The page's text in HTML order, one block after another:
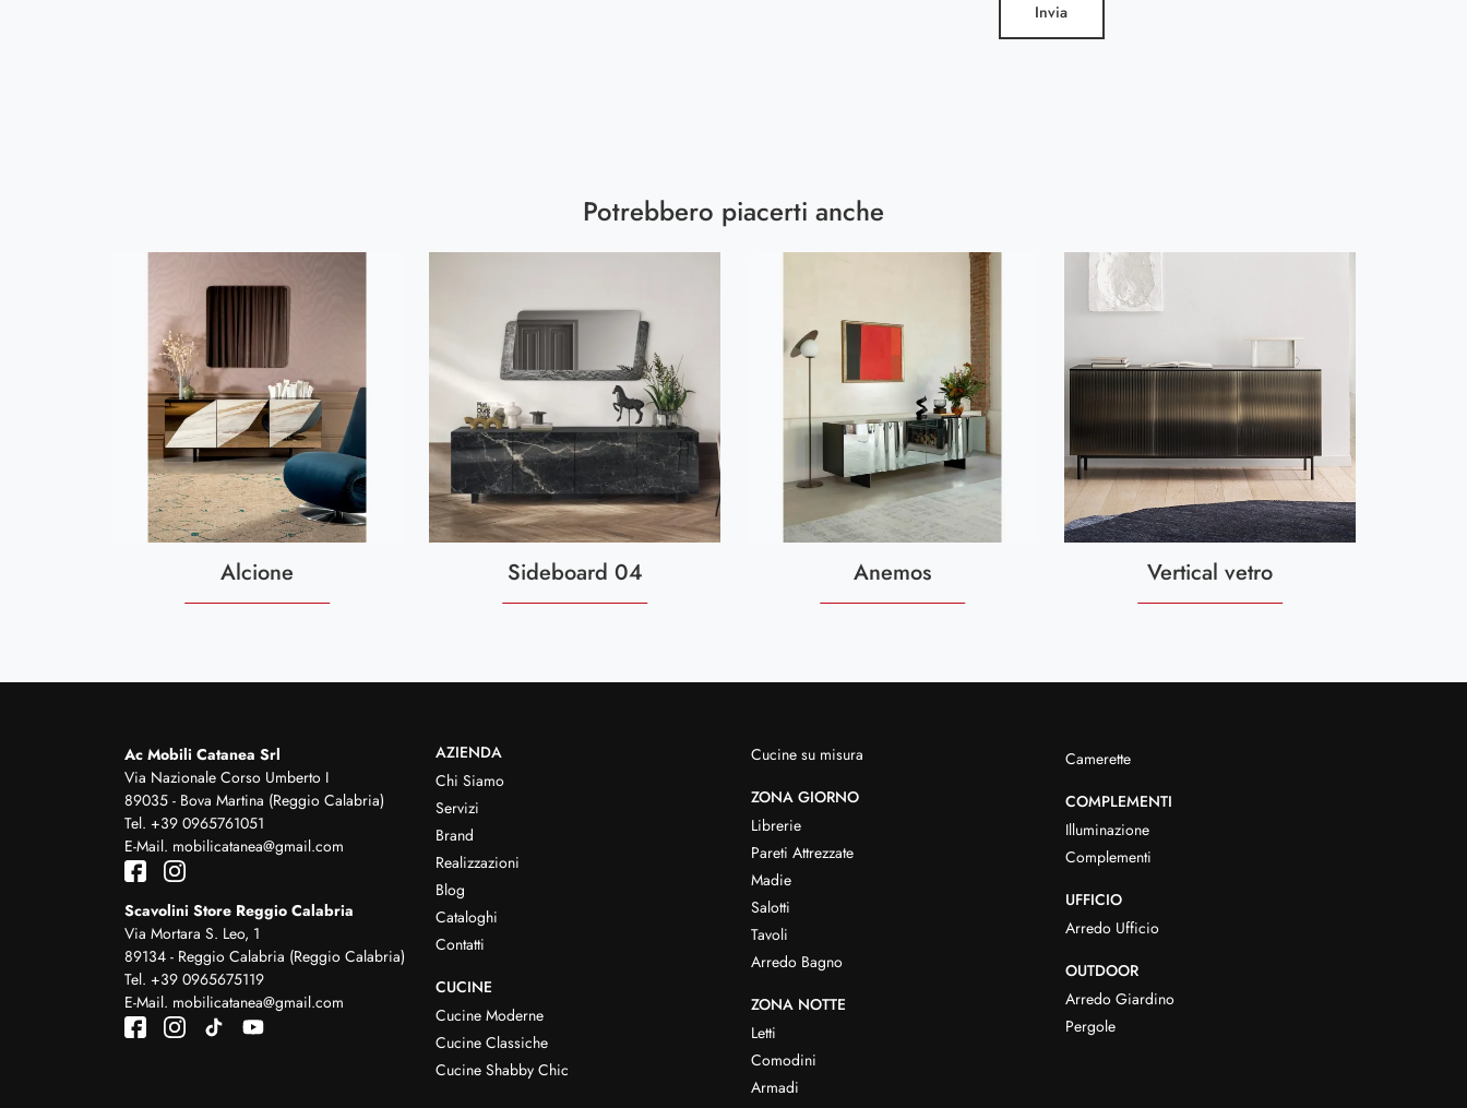
Invia
Potrebbero piacerti anche
Alcione Sideboard 04 Anemos Vertical vetro
Ac Mobili Catanea Srl
Via Nazionale Corso Umberto I
89035 - Bova Martina (Reggio Calabria)
Tel. +39 0965761051
E-Mail. mobilicatanea@gmail.com
Scavolini Store Reggio Calabria
Via Mortara S. Leo, 1
89134 - Reggio Calabria (Reggio Calabria)
Tel. +39 0965675119
E-Mail. mobilicatanea@gmail.com
AZIENDA
Chi Siamo
Servizi
Brand
Realizzazioni
Blog
Cataloghi
Contatti
CUCINE
Cucine Moderne
Cucine Classiche
Cucine Shabby Chic
Cucine su misura
ZONA GIORNO
Librerie
Pareti Attrezzate
Madie
Salotti
Tavoli
Arredo Bagno
ZONA NOTTE
Letti
Comodini
Armadi
Camerette
COMPLEMENTI
Illuminazione
Complementi
UFFICIO
Arredo Ufficio
OUTDOOR
Arredo Giardino
Pergole